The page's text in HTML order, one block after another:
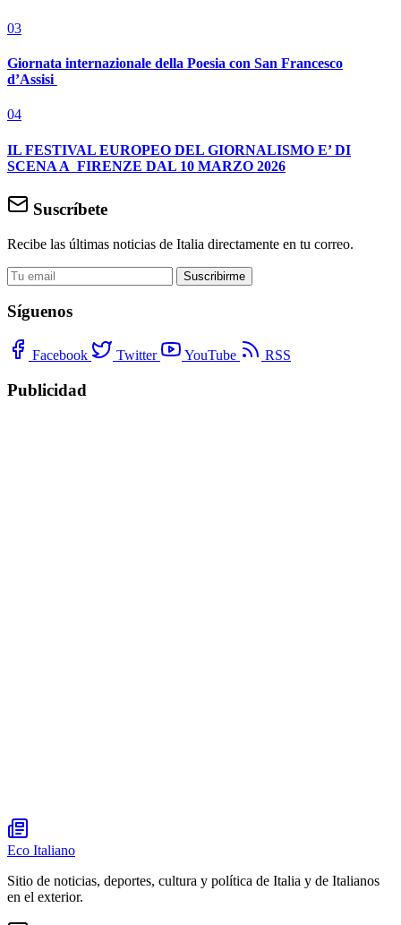
03
Giornata internazionale della Poesia con San Francesco
d’Assisi
04
IL FESTIVAL EUROPEO DEL GIORNALISMO E’ DI
SCENA A FIRENZE DAL 10 MARZO 2026
Suscríbete
Recibe las últimas noticias de Italia directamente en tu correo.
Suscribirme
Síguenos
Facebook Twitter YouTube RSS
Publicidad
Eco Italiano
Sitio de noticias, deportes, cultura y política de Italia y de Italianos
en el exterior.